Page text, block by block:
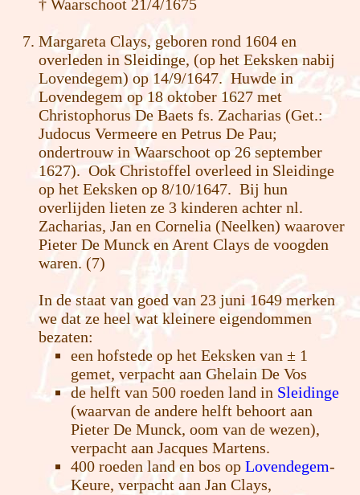
† Waarschoot 21/4/1675
Margareta Clays, geboren rond 1604 en
overleden in Sleidinge, (op het Eeksken nabij
Lovendegem) op 14/9/1647. Huwde in
Lovendegem op 18 oktober 1627 met
Christophorus De Baets fs. Zacharias (Get.:
Judocus Vermeere en Petrus De Pau;
ondertrouw in Waarschoot op 26 september
1627). Ook Christoffel overleed in Sleidinge
op het Eeksken op 8/10/1647. Bij hun
overlijden lieten ze 3 kinderen achter nl.
Zacharias, Jan en Cornelia (Neelken) waarover
Pieter De Munck en Arent Clays de voogden
waren. (7)
In de staat van goed van 23 juni 1649 merken
we dat ze heel wat kleinere eigendommen
bezaten:
een hofstede op het Eeksken van ± 1
gemet, verpacht aan Ghelain De Vos
de helft van 500 roeden land in Sleidinge
(waarvan de andere helft behoort aan
Pieter De Munck, oom van de wezen),
verpacht aan Jacques Martens.
400 roeden land en bos op Lovendegem-
Keure, verpacht aan Jan Clays,